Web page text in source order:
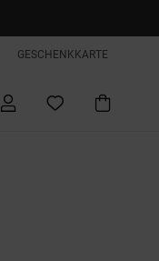
GESCHENKKARTE